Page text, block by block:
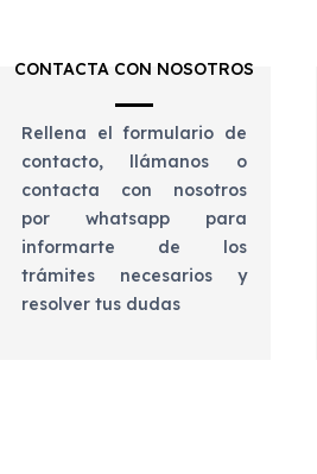
CONTACTA CON NOSOTROS
Rellena el formulario de
contacto, llámanos o
contacta con nosotros
por whatsapp para
informarte de los
trámites necesarios y
resolver tus dudas